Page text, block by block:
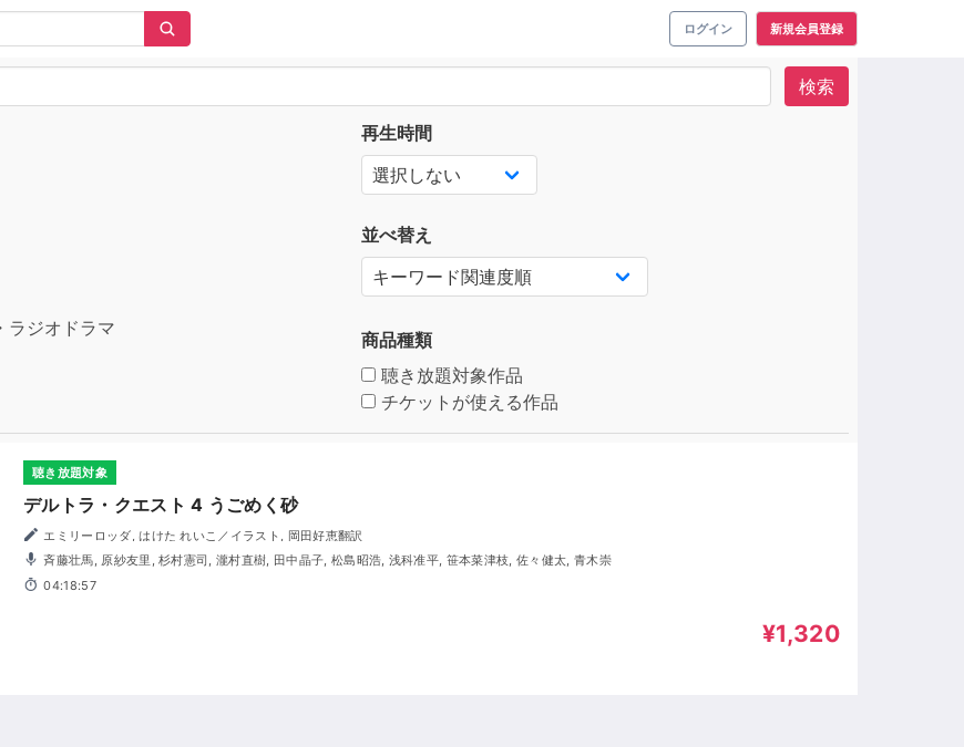
ログイン 新規会員登録
検索
ラジオドラマ
再生時間
並べ替え
商品種類
聴き放題対象作品
チケットが使える作品
聴き放題対象
デルトラ・クエスト 4 うごめく砂
エミリーロッダ, はけた れいこ／イラスト, 岡田好恵翻訳
斉藤壮馬, 原紗友里, 杉村憲司, 瀧村直樹, 田中晶子, 松島昭浩, 浅科准平, 笹本菜津枝, 佐々健太, 青木崇
04:18:57
¥1,320